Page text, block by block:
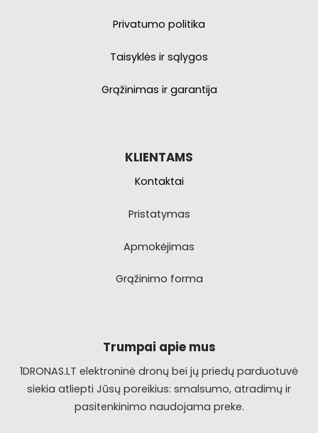
Privatumo politika
Taisyklės ir sąlygos
Grąžinimas ir garantija
KLIENTAMS
Kontaktai
Pristatymas
Apmokėjimas
Grąžinimo forma
Trumpai apie mus
1DRONAS.LT elektroninė dronų bei jų priedų parduotuvė
siekia atliepti Jūsų poreikius: smalsumo, atradimų ir
pasitenkinimo naudojama preke.